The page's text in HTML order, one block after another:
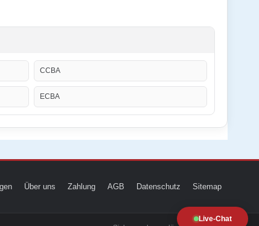
Live-Chat
CCBA
ECBA
Über uns Zahlung AGB Datenschutz Sitemap